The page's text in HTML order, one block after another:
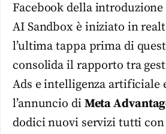
Facebook della
AI Sandbox è iniziato in
l’ultima tappa prima di
consolida il rapporto tra
Ads e intelligenza artificiale
l’annuncio di Meta
dodici nuovi servizi tutti con